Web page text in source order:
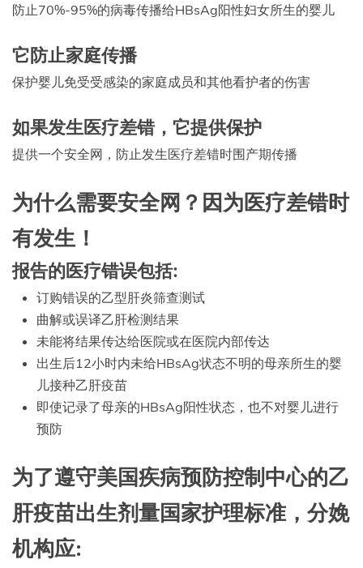
防止70%-95%的病毒传播给HBsAg阳性妇女所生的婴儿
它防止家庭传播
保护婴儿免受受感染的家庭成员和其他看护者的伤害
如果发生医疗差错，它提供保护
提供一个安全网，防止发生医疗差错时围产期传播
为什么需要安全网？因为医疗差错时
有发生！
报告的医疗错误包括:
订购错误的乙型肝炎筛查测试
曲解或误译乙肝检测结果
未能将结果传达给医院或在医院内部传达
出生后12小时内未给HBsAg状态不明的母亲所生的婴
儿接种乙肝疫苗
即使记录了母亲的HBsAg阳性状态，也不对婴儿进行
预防
为了遵守美国疾病预防控制中心的乙
肝疫苗出生剂量国家护理标准，分娩
机构应: